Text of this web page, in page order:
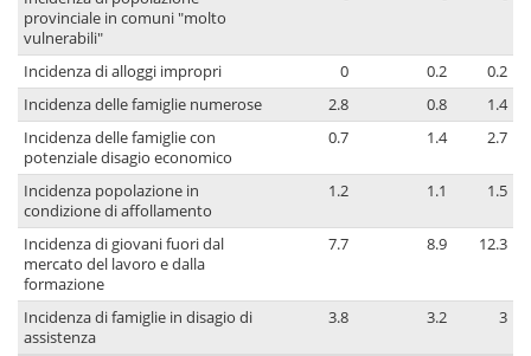
provinciale in comuni "molto
vulnerabili"
Incidenza di alloggi impropri 0 0.2
0.2
Incidenza delle famiglie numerose
2.8 0.8
1.4
Incidenza delle famiglie con
potenziale disagio economico
0.7 1.4 2.7
Incidenza popolazione in
condizione di affollamento
1.2 1.1 1.5
Incidenza di giovani fuori dal
mercato del lavoro e dalla
formazione
7.7 8.9 12.3
Incidenza di famiglie in disagio di
assistenza
3.8 3.2 3